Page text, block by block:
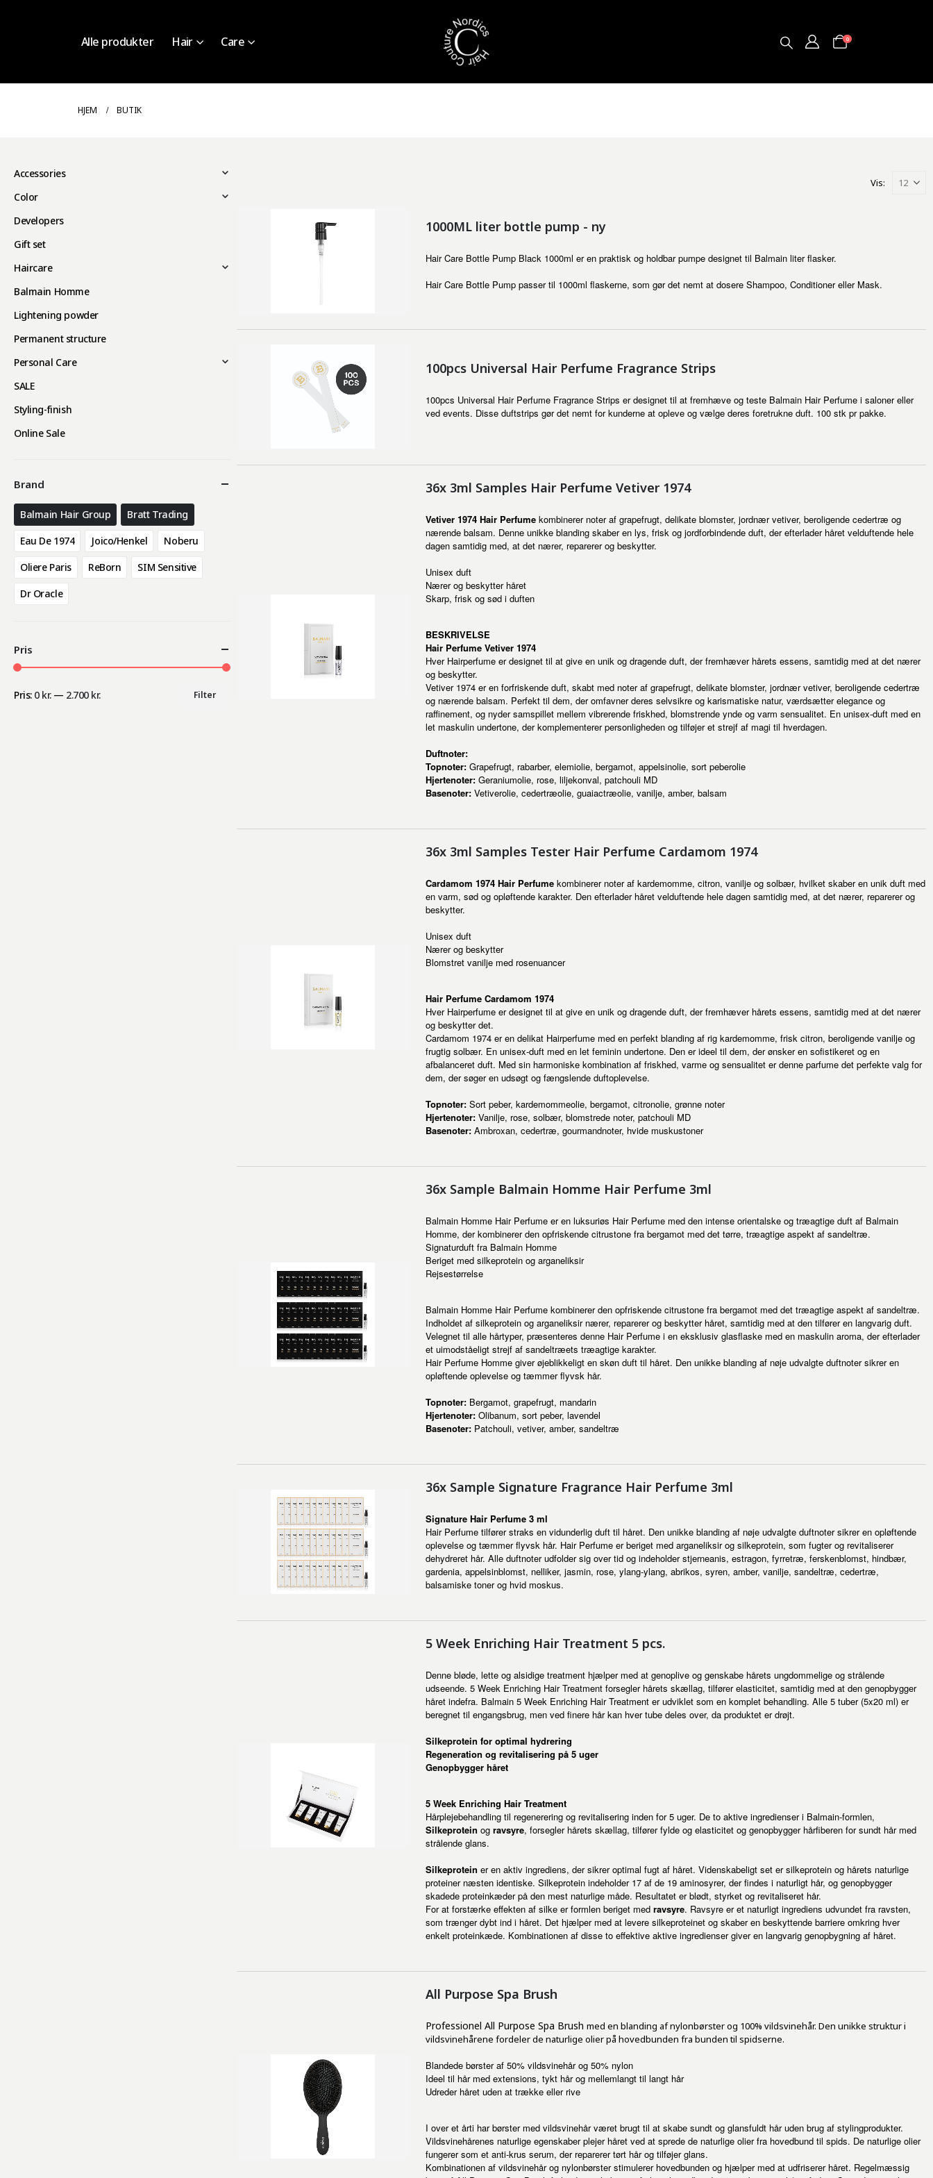
Alle produkter Hair Care 0
HJEM BUTIK
Vis:
1000ML liter bottle pump - ny
Hair Care Bottle Pump Black 1000ml er en praktisk og holdbar pumpe designet til Balmain liter flasker.
Hair Care Bottle Pump passer til 1000ml flaskerne, som gør det nemt at dosere Shampoo, Conditioner eller Mask.
100pcs Universal Hair Perfume Fragrance Strips
100pcs Universal Hair Perfume Fragrance Strips er designet til at fremhæve og teste Balmain Hair Perfume i saloner eller
ved events. Disse duftstrips gør det nemt for kunderne at opleve og vælge deres foretrukne duft. 100 stk pr pakke.
36x 3ml Samples Hair Perfume Vetiver 1974
Vetiver 1974 Hair Perfume kombinerer noter af grapefrugt, delikate blomster, jordnær vetiver, beroligende cedertræ og
nærende balsam. Denne unikke blanding skaber en lys, frisk og jordforbindende duft, der efterlader håret velduftende hele
dagen samtidig med, at det nærer, reparerer og beskytter.
Unisex duft
Nærer og beskytter håret
Skarp, frisk og sød i duften
BESKRIVELSE
Hair Perfume Vetiver 1974
Hver Hairperfume er designet til at give en unik og dragende duft, der fremhæver hårets essens, samtidig med at det nærer
og beskytter.
Vetiver 1974 er en forfriskende duft, skabt med noter af grapefrugt, delikate blomster, jordnær vetiver, beroligende cedertræ
og nærende balsam. Perfekt til dem, der omfavner deres selvsikre og karismatiske natur, værdsætter elegance og
raffinement, og nyder samspillet mellem vibrerende friskhed, blomstrende ynde og varm sensualitet. En unisex-duft med en
let maskulin undertone, der komplementerer personligheden og tilføjer et strejf af magi til hverdagen.
Duftnoter:
Topnoter: Grapefrugt, rabarber, elemiolie, bergamot, appelsinolie, sort peberolie
Hjertenoter: Geraniumolie, rose, liljekonval, patchouli MD
Basenoter: Vetiverolie, cedertræolie, guaiactræolie, vanilje, amber, balsam
36x 3ml Samples Tester Hair Perfume Cardamom 1974
Cardamom 1974 Hair Perfume kombinerer noter af kardemomme, citron, vanilje og solbær, hvilket skaber en unik duft med
en varm, sød og opløftende karakter. Den efterlader håret velduftende hele dagen samtidig med, at det nærer, reparerer og
beskytter.
Unisex duft
Nærer og beskytter
Blomstret vanilje med rosenuancer
Hair Perfume Cardamom 1974
Hver Hairperfume er designet til at give en unik og dragende duft, der fremhæver hårets essens, samtidig med at det nærer
og beskytter det.
Cardamom 1974 er en delikat Hairperfume med en perfekt blanding af rig kardemomme, frisk citron, beroligende vanilje og
frugtig solbær. En unisex-duft med en let feminin undertone. Den er ideel til dem, der ønsker en sofistikeret og en
afbalanceret duft. Med sin harmoniske kombination af friskhed, varme og sensualitet er denne parfume det perfekte valg for
dem, der søger en udsøgt og fængslende duftoplevelse.
Topnoter: Sort peber, kardemommeolie, bergamot, citronolie, grønne noter
Hjertenoter: Vanilje, rose, solbær, blomstrede noter, patchouli MD
Basenoter: Ambroxan, cedertræ, gourmandnoter, hvide muskustoner
36x Sample Balmain Homme Hair Perfume 3ml
Balmain Homme Hair Perfume er en luksuriøs Hair Perfume med den intense orientalske og træagtige duft af Balmain
Homme, der kombinerer den opfriskende citrustone fra bergamot med det tørre, træagtige aspekt af sandeltræ.
Signaturduft fra Balmain Homme
Beriget med silkeprotein og arganeliksir
Rejsestørrelse
Balmain Homme Hair Perfume kombinerer den opfriskende citrustone fra bergamot med det træagtige aspekt af sandeltræ.
Indholdet af silkeprotein og arganeliksir nærer, reparerer og beskytter håret, samtidig med at den tilfører en langvarig duft.
Velegnet til alle hårtyper, præsenteres denne Hair Perfume i en eksklusiv glasflaske med en maskulin aroma, der efterlader
et uimodståeligt strejf af sandeltræets træagtige karakter.
Hair Perfume Homme giver øjeblikkeligt en skøn duft til håret. Den unikke blanding af nøje udvalgte duftnoter sikrer en
opløftende oplevelse og tæmmer flyvsk hår.
Topnoter: Bergamot, grapefrugt, mandarin
Hjertenoter: Olibanum, sort peber, lavendel
Basenoter: Patchouli, vetiver, amber, sandeltræ
36x Sample Signature Fragrance Hair Perfume 3ml
Signature Hair Perfume 3 ml
Hair Perfume tilfører straks en vidunderlig duft til håret. Den unikke blanding af nøje udvalgte duftnoter sikrer en opløftende
oplevelse og tæmmer flyvsk hår. Hair Perfume er beriget med arganeliksir og silkeprotein, som fugter og revitaliserer
dehydreret hår. Alle duftnoter udfolder sig over tid og indeholder stjerneanis, estragon, fyrretræ, ferskenblomst, hindbær,
gardenia, appelsinblomst, nelliker, jasmin, rose, ylang-ylang, abrikos, syren, amber, vanilje, sandeltræ, cedertræ,
balsamiske toner og hvid moskus.
5 Week Enriching Hair Treatment 5 pcs.
Denne bløde, lette og alsidige treatment hjælper med at genoplive og genskabe hårets ungdommelige og strålende
udseende. 5 Week Enriching Hair Treatment forsegler hårets skællag, tilfører elasticitet, samtidig med at den genopbygger
håret indefra. Balmain 5 Week Enriching Hair Treatment er udviklet som en komplet behandling. Alle 5 tuber (5x20 ml) er
beregnet til engangsbrug, men ved finere hår kan hver tube deles over, da produktet er drøjt.
Silkeprotein for optimal hydrering
Regeneration og revitalisering på 5 uger
Genopbygger håret
5 Week Enriching Hair Treatment
Hårplejebehandling til regenerering og revitalisering inden for 5 uger. De to aktive ingredienser i Balmain-formlen,
Silkeprotein og ravsyre, forsegler hårets skællag, tilfører fylde og elasticitet og genopbygger hårfiberen for sundt hår med
strålende glans.
Silkeprotein er en aktiv ingrediens, der sikrer optimal fugt af håret. Videnskabeligt set er silkeprotein og hårets naturlige
proteiner næsten identiske. Silkeprotein indeholder 17 af de 19 aminosyrer, der findes i naturligt hår, og genopbygger
skadede proteinkæder på den mest naturlige måde. Resultatet er blødt, styrket og revitaliseret hår.
For at forstærke effekten af silke er formlen beriget med ravsyre. Ravsyre er et naturligt ingrediens udvundet fra ravsten,
som trænger dybt ind i håret. Det hjælper med at levere silkeproteinet og skaber en beskyttende barriere omkring hver
enkelt proteinkæde. Kombinationen af disse to effektive aktive ingredienser giver en langvarig genopbygning af håret.
All Purpose Spa Brush
Professionel All Purpose Spa Brush med en blanding af nylonbørster og 100% vildsvinehår. Den unikke struktur i
vildsvinehårene fordeler de naturlige olier på hovedbunden fra bunden til spidserne.
Blandede børster af 50% vildsvinehår og 50% nylon
Ideel til hår med extensions, tykt hår og mellemlangt til langt hår
Udreder håret uden at trække eller rive
I over et årti har børster med vildsvinehår været brugt til at skabe sundt og glansfuldt hår uden brug af stylingprodukter.
Vildsvinehårenes naturlige egenskaber plejer håret ved at sprede de naturlige olier fra hovedbund til spids. De naturlige olier
fungerer som et anti-krus serum, der reparerer tørt hår og tilføjer glans.
Kombinationen af vildsvinehår og nylonbørster stimulerer hovedbunden og hjælper med at udfriserer håret. Regelmæssig
Accessories
Color
Developers
Gift set
Haircare
Balmain Homme
Lightening powder
Permanent structure
Personal Care
SALE
Styling-finish
Online Sale
Brand
Balmain Hair Group
Bratt Trading
Eau De 1974
Joico/Henkel
Noberu
Oliere Paris
ReBorn
SIM Sensitive
Dr Oracle
Pris
Filter
Pris: 0 kr.— 2.700 kr.